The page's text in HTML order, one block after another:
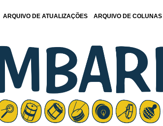
ARQUIVO DE ATUALIZAÇÕES ARQUIVO DE COLUNAS